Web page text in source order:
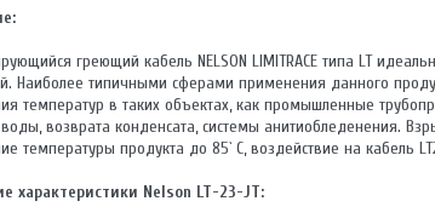
греющий кабель NELSON LIMITRACE типа LT
Наиболее типичными сферами применения данного
температур в таких объектах, как промышленные
возврата конденсата, системы анитиобледенения.
температуры продукта до 85` С, воздействие на кабель
характеристики Nelson LT-23-JT: